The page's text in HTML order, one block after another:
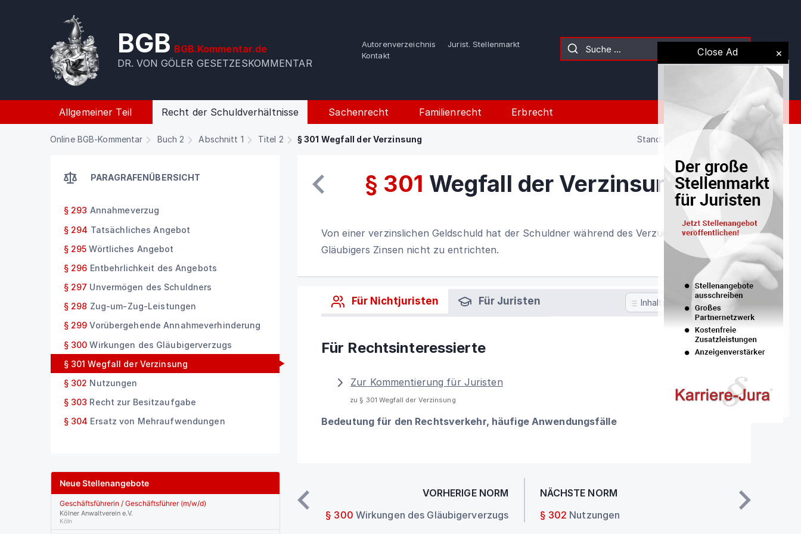
BGB BGB.Kommentar.de
DR. VON GÖLER GESETZESKOMMENTAR
Autorenverzeichnis
Jurist. Stellenmarkt
Kontakt
Allgemeiner Teil Recht der Schuldverhältnisse Sachenrecht Familienrecht Erbrecht
Online BGB-Kommentar Buch 2 Abschnitt 1 Titel 2 § 301 Wegfall der Verzinsung Stand: 02.08.2026 (Gesetz)
Close Ad
PARAGRAFENÜBERSICHT
§ 293 Annahmeverzug
§ 294 Tatsächliches Angebot
§ 295 Wörtliches Angebot
§ 296 Entbehrlichkeit des Angebots
§ 297 Unvermögen des Schuldners
§ 298 Zug-um-Zug-Leistungen
§ 299 Vorübergehende Annahmeverhinderung
§ 300 Wirkungen des Gläubigerverzugs
§ 301 Wegfall der Verzinsung
§ 302 Nutzungen
§ 303 Recht zur Besitzaufgabe
§ 304 Ersatz von Mehraufwendungen
§ 301 Wegfall der Verzinsung
Von einer verzinslichen Geldschuld hat der Schuldner während des Verzugs des
Gläubigers Zinsen nicht zu entrichten.
Für Nichtjuristen Für Juristen Inhaltsverzeichnis
Für Rechtsinteressierte
Zur Kommentierung für Juristen
zu § 301 Wegfall der Verzinsung
Bedeutung für den Rechtsverkehr, häufige Anwendungsfälle
VORHERIGE NORM
§ 300 Wirkungen des Gläubigerverzugs
NÄCHSTE NORM
§ 302 Nutzungen